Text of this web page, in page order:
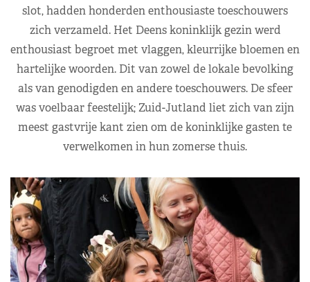
slot, hadden honderden enthousiaste toeschouwers
zich verzameld. Het Deens koninklijk gezin werd
enthousiast begroet met vlaggen, kleurrijke bloemen en
hartelijke woorden. Dit van zowel de lokale bevolking
als van genodigden en andere toeschouwers. De sfeer
was voelbaar feestelijk; Zuid-Jutland liet zich van zijn
meest gastvrije kant zien om de koninklijke gasten te
verwelkomen in hun zomerse thuis.